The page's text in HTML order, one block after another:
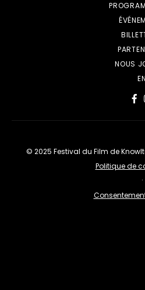
NOUS
EN
© 2025 Festival du Film de
Politique de
·